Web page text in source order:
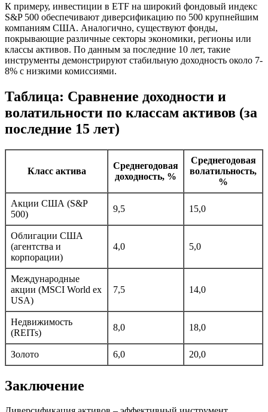
К примеру, инвестиции в ETF на широкий фондовый индекс
S&P 500 обеспечивают диверсификацию по 500 крупнейшим
компаниям США. Аналогично, существуют фонды,
покрывающие различные секторы экономики, регионы или
классы активов. По данным за последние 10 лет, такие
инструменты демонстрируют стабильную доходность около 7-
8% с низкими комиссиями.
Таблица: Сравнение доходности и
волатильности по классам активов (за
последние 15 лет)
Класс актива
Среднегодовая
доходность, %
Среднегодовая
волатильность,
%
Акции США (S&P
500)
9,5 15,0
Облигации США
(агентства и
корпорации)
4,0 5,0
Международные
акции (MSCI World ex
USA)
7,5 14,0
Недвижимость
(REITs)
8,0 18,0
Золото 6,0 20,0
Заключение